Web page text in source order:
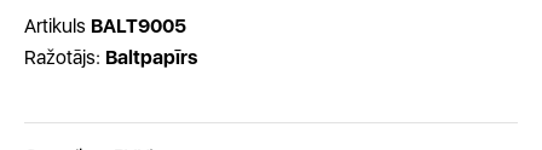
Artikuls BALT9005
Ražotājs: Baltpapīrs